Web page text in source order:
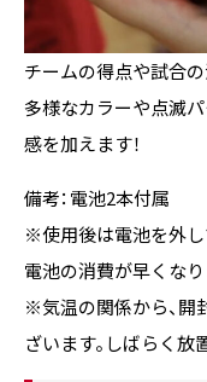
チームの得点や試合の
多様なカラーや点滅
感を加えます！
備考：電池2本付属
※使用後は電池を外し
電池の消費が早くなり
※気温の関係から、開
ざいます。しばらく放